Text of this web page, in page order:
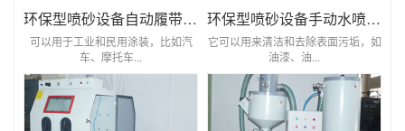
环保型喷砂设备自动履带式喷砂机
可以用于工业和民用涂装，比如汽
车、摩托车...
环保型喷砂设备手动水喷砂机
它可以用来清洁和去除表面污垢，如
油漆、油...